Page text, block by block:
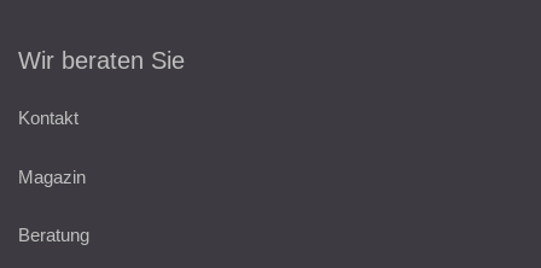
Wir beraten Sie
Kontakt
Magazin
Beratung